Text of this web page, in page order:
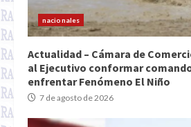
nacionales
Actualidad – Cámara de
al Ejecutivo conformar
enfrentar Fenómeno El Niño
7 de agosto de 2026